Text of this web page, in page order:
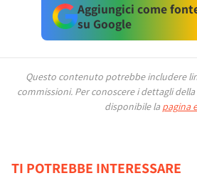
Aggiungici come
su Google
Questo contenuto potrebbe includere
commissioni. Per conoscere i dettagli
disponibile la pagina
TI POTREBBE INTERESSARE